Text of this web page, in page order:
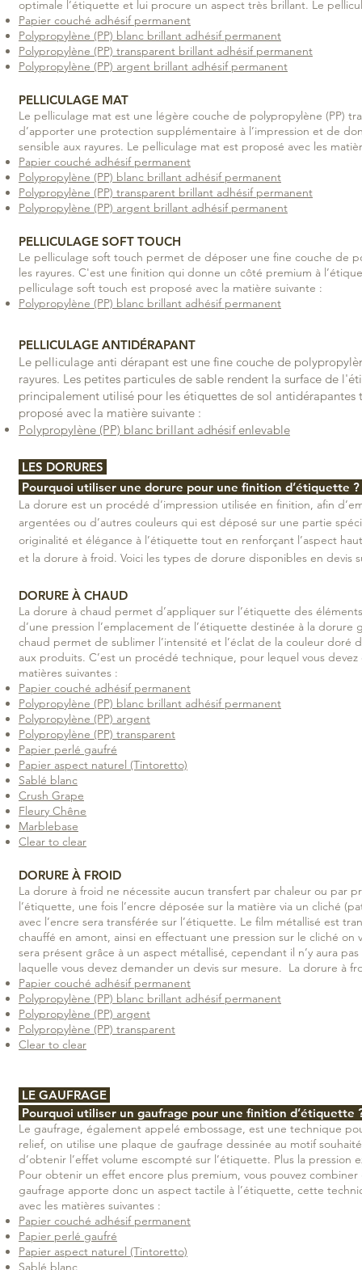
optimale l’étiquette et lui procure un aspect très brillant. Le
Papier couché adhésif permanent
Polypropylène (PP) blanc brillant adhésif permanent
Polypropylène (PP) transparent brillant adhésif permanent
Polypropylène (PP) argent brillant adhésif permanent
PELLICULAGE MAT
Le pelliculage mat est une légère couche de polypropylène (PP)
d’apporter une protection supplémentaire à l’impression et de
sensible aux rayures. Le pelliculage mat est proposé avec les
Papier couché adhésif permanent
Polypropylène (PP) blanc brillant adhésif permanent
Polypropylène (PP) transparent brillant adhésif permanent
Polypropylène (PP) argent brillant adhésif permanent
PELLICULAGE SOFT TOUCH
Le pelliculage soft touch permet de déposer une fine couche de
les rayures. C'est une finition qui donne un côté premium à
pelliculage soft touch est proposé avec la matière suivante :
Polypropylène (PP) blanc brillant adhésif permanent
PELLICULAGE ANTIDÉRAPANT
Le pelliculage anti dérapant est une fine couche de
rayures. Les petites particules de sable rendent la surface de
principalement utilisé pour les étiquettes de sol
proposé avec la matière suivante :
Polypropylène (PP) blanc brillant adhésif enlevable
LES DORURES
Pourquoi utiliser une dorure pour une finition d’étiquette ?
La dorure est un procédé d’impression utilisée en finition, afin
argentées ou d’autres couleurs qui est déposé sur une partie
originalité et élégance à l’étiquette tout en renforçant l’aspect
et la dorure à froid. Voici les types de dorure disponibles en devis
DORURE À CHAUD
La dorure à chaud permet d’appliquer sur l’étiquette des
d’une pression l’emplacement de l’étiquette destinée à la
chaud permet de sublimer l’intensité et l’éclat de la couleur
aux produits. C’est un procédé technique, pour lequel vous
matières suivantes :
Papier couché adhésif permanent
Polypropylène (PP) blanc brillant adhésif permanent
Polypropylène (PP) argent
Polypropylène (PP) transparent
Papier perlé gaufré
Papier aspect naturel (Tintoretto)
Sablé blanc
Crush Grape
Fleury Chêne
Marblebase
Clear to clear
DORURE À FROID
La dorure à froid ne nécessite aucun transfert par chaleur ou par
l’étiquette, une fois l’encre déposée sur la matière via un cliché
avec l’encre sera transférée sur l’étiquette. Le film métallisé est
chauffé en amont, ainsi en effectuant une pression sur le cliché
sera présent grâce à un aspect métallisé, cependant il n’y aura
laquelle vous devez demander un devis sur mesure. La dorure à
Papier couché adhésif permanent
Polypropylène (PP) blanc brillant adhésif permanent
Polypropylène (PP) argent
Polypropylène (PP) transparent
Clear to clear
LE GAUFRAGE
Pourquoi utiliser un gaufrage pour une finition d’étiquette
Le gaufrage, également appelé embossage, est une technique
relief, on utilise une plaque de gaufrage dessinée au motif
d’obtenir l’effet volume escompté sur l’étiquette. Plus la
Pour obtenir un effet encore plus premium, vous pouvez
gaufrage apporte donc un aspect tactile à l’étiquette, cette
avec les matières suivantes :
Papier couché adhésif permanent
Papier perlé gaufré
Papier aspect naturel (Tintoretto)
Sablé blanc